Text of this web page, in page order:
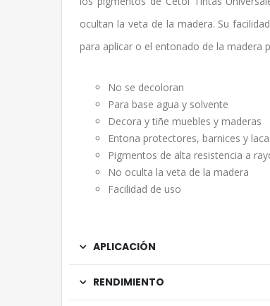
ocultan la veta de la madera. Su
para aplicar o el entonado de la madera
No se decoloran
Para base agua y solvente
Decora y tiñe muebles y maderas
Entona protectores, barnices y
Pigmentos de alta resistencia a
No oculta la veta de la madera
Facilidad de uso
APLICACIÓN
RENDIMIENTO